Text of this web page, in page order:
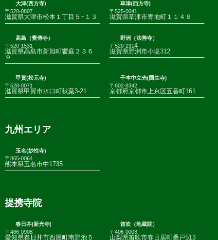
大津(西方寺)
〒520-0807
滋賀県大津市松本１丁目５−１３
草津(西方寺)
〒525-0041
滋賀県草津市青地町１１４６
高島（覺傳寺）
〒520-1531
滋賀県高島市新旭町饗庭２３６
９
野洲（法善寺）
〒520-2314
滋賀県野洲市小堤312
甲賀(松元寺)
〒528-0071
滋賀県甲賀市水口町秋葉3-21
千本中立売(國生寺)
〒602-8342
京都府京都市上京区五番町161
九州エリア
玉名(妙性寺)
〒865-0064
熊本県玉名市中1735
提携寺院
春日井(新光寺)
〒486-0908
愛知県春日井市西屋町南野池５
笛吹（地蔵院）
〒406-0003
山梨県笛吹市春日居町桑戸513